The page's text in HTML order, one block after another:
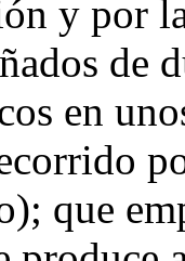
y por
de
en
que